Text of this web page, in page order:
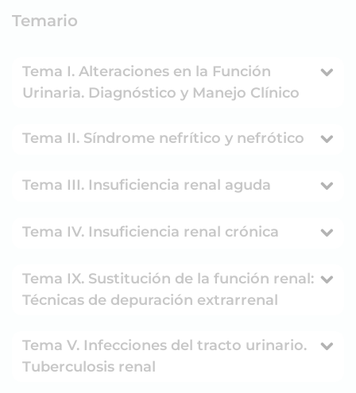
Temario
Tema I. Alteraciones en la Función
Urinaria. Diagnóstico y Manejo Clínico
Tema II. Síndrome nefrítico y nefrótico
Tema III. Insuficiencia renal aguda
Tema IV. Insuficiencia renal crónica
Tema IX. Sustitución de la función renal:
Técnicas de depuración extrarrenal
Tema V. Infecciones del tracto urinario.
Tuberculosis renal